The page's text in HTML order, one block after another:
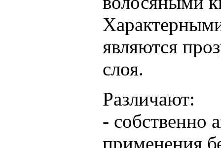
являются
слоя.
Различают:
- собственно
применения